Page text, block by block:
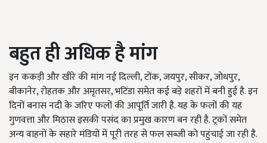
बहुत ही अधिक है मांग
इन ककड़ी और खीरे की मांग नई दिल्ली, टोंक, जयपुर, सीकर, जोधपुर,
बीकानेर, रोहतक और अमृतसर, भटिंडा समेत कई बड़े शहरों में बनी हुई है. इन
दिनों बनास नदी के जरिए फलों की आपूर्ति जारी है. यह के फलों की यह
गुणवत्ता और मिठास इसकी पसंद का प्रमुख कारण बन रही है. ट्रकों समेत
अन्य वाहनों के सहारे मंडियों में पूरी तरह से फल सब्जी को पहुंचाई जा रही है.